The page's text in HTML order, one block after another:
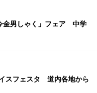
金男しゃく」フェア 中学
スフェスタ 道内各地から